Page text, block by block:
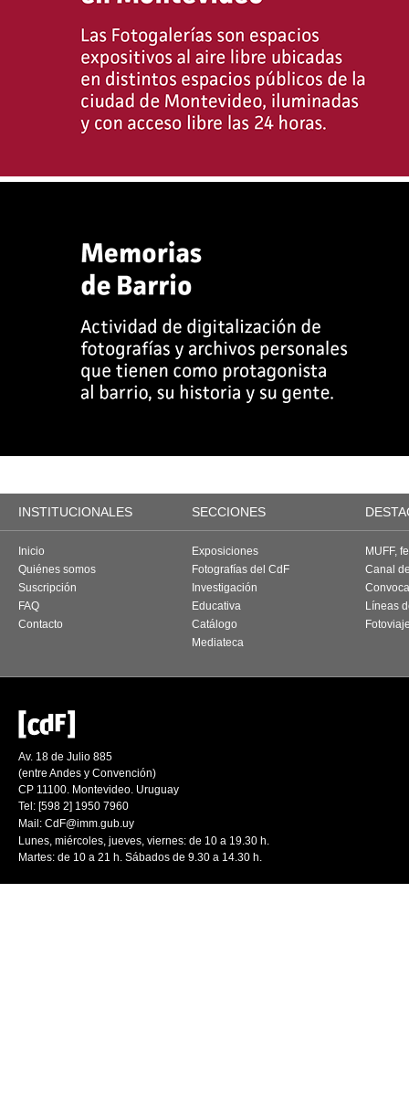
INSTITUCIONALES SECCIONES
Inicio
Quiénes somos
Suscripción
FAQ
Contacto
Exposiciones
Fotografías del CdF
Investigación
Educativa
Catálogo
Mediateca
MUFF,
Canal
Líneas
Av. 18 de Julio 885
(entre Andes y Convención)
CP 11100. Montevideo. Uruguay
Tel: [598 2] 1950 7960
Mail: CdF@imm.gub.uy
Lunes, miércoles, jueves, viernes: de 10 a 19.30 h.
Martes: de 10 a 21 h. Sábados de 9.30 a 14.30 h.